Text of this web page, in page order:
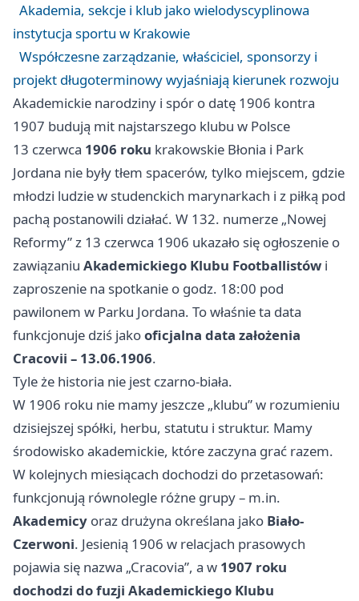
Akademia, sekcje i klub jako wielodyscyplinowa
instytucja sportu w Krakowie
Współczesne zarządzanie, właściciel, sponsorzy i
projekt długoterminowy wyjaśniają kierunek rozwoju
Akademickie narodziny i spór o datę 1906 kontra
1907 budują mit najstarszego klubu w Polsce
13 czerwca 1906 roku krakowskie Błonia i Park
Jordana nie były tłem spacerów, tylko miejscem, gdzie
młodzi ludzie w studenckich marynarkach i z piłką pod
pachą postanowili działać. W 132. numerze „Nowej
Reformy” z 13 czerwca 1906 ukazało się ogłoszenie o
zawiązaniu Akademickiego Klubu Footballistów i
zaproszenie na spotkanie o godz. 18:00 pod
pawilonem w Parku Jordana. To właśnie ta data
funkcjonuje dziś jakooficjalna data założenia
Cracovii – 13.06.1906.
Tyle że historia nie jest czarno-biała.
W 1906 roku nie mamy jeszcze „klubu” w rozumieniu
dzisiejszej spółki, herbu, statutu i struktur. Mamy
środowisko akademickie, które zaczyna grać razem.
W kolejnych miesiącach dochodzi do przetasowań:
funkcjonują równolegle różne grupy – m.in.
Akademicy oraz drużyna określana jako Biało-
Czerwoni. Jesienią 1906 w relacjach prasowych
pojawia się nazwa „Cracovia”, a w 1907 roku
dochodzi do fuzji Akademickiego Klubu